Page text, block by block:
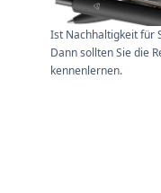
Ist Nachhaltigkeit für
Dann sollten Sie die
kennenlernen.